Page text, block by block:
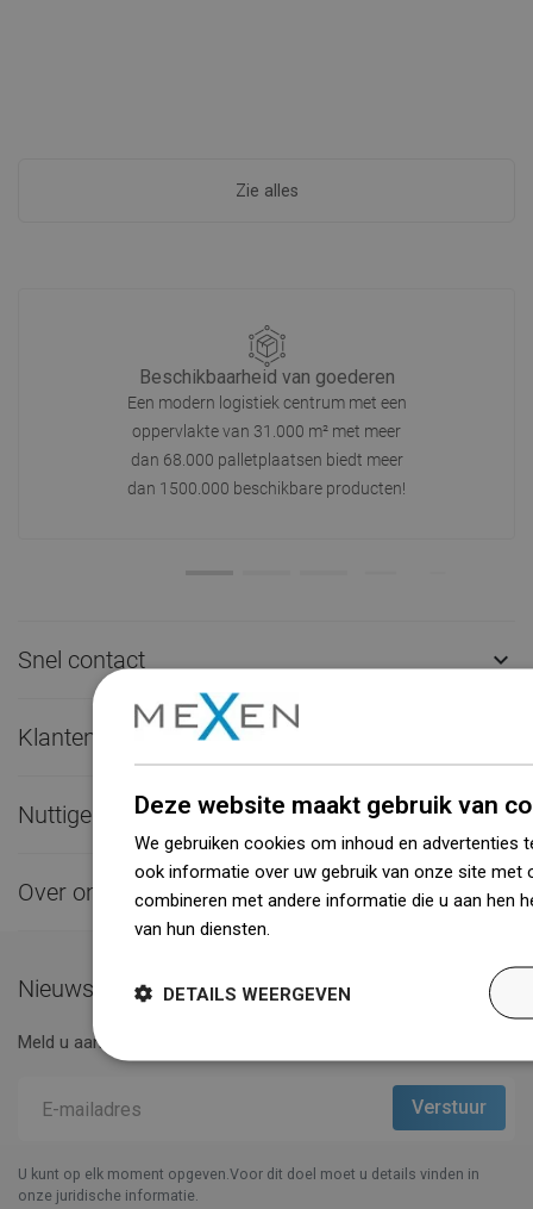
Zie alles
Beschikbaarheid van goederen
Een modern logistiek centrum met een
oppervlakte van 31.000 m² met meer
dan 68.000 palletplaatsen biedt meer
dan 1500.000 beschikbare producten!
Snel contact 
Klantenservice
Nuttige links 
Over ons 
Nieuwsbrief
Meld u aan voor de nieuwsbrief en wees up to date.
U kunt op elk moment opgeven.Voor dit doel moet u details vinden in
onze juridische informatie.
Deze website maakt gebruik van
We gebruiken cookies om inhoud en advertenties
ook informatie over uw gebruik van onze site met
combineren met andere informatie die u aan hen
van hun diensten.
DETAILS WEERGEVEN